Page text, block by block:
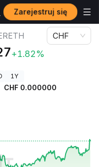
Zarejestruj się
EVERETH
+1.82%
CHF
1Y
CHF 0.000000